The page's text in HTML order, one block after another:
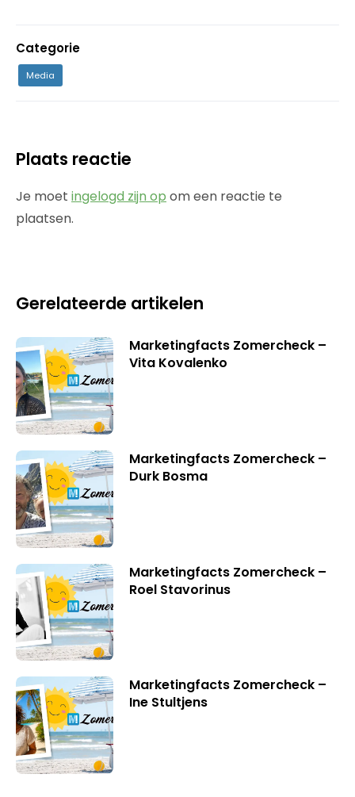
Categorie
Media
Plaats reactie
Je moet ingelogd zijn op om een reactie te
plaatsen.
Gerelateerde artikelen
Marketingfacts Zomercheck –
Vita Kovalenko
Marketingfacts Zomercheck –
Durk Bosma
Marketingfacts Zomercheck –
Roel Stavorinus
Marketingfacts Zomercheck –
Ine Stultjens